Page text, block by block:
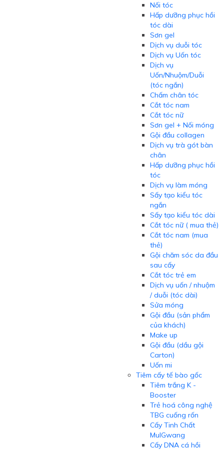
Nối tóc
Hấp dưỡng phục hồi
tóc dài
Sơn gel
Dịch vụ duỗi tóc
Dịch vụ Uốn tóc
Dịch vụ
Uốn/Nhuộm/Duỗi
(tóc ngắn)
Chấm chân tóc
Cắt tóc nam
Cắt tóc nữ
Sơn gel + Nối móng
Gội đầu collagen
Dịch vụ trà gót bàn
chân
Hấp dưỡng phục hồi
tóc
Dịch vụ làm móng
Sấy tạo kiểu tóc
ngắn
Sấy tạo kiểu tóc dài
Cắt tóc nữ ( mua thẻ)
Cắt tóc nam (mua
thẻ)
Gội chăm sóc da đầu
sau cấy
Cắt tóc trẻ em
Dịch vụ uốn / nhuộm
/ duỗi (tóc dài)
Sửa móng
Gội đầu (sản phẩm
của khách)
Make up
Gội đầu (dầu gội
Carton)
Uốn mi
Tiêm cấy tế bào gốc
Tiêm trắng K -
Booster
Trẻ hoá công nghệ
TBG cuống rốn
Cấy Tinh Chất
MulGwang
Cấy DNA cá hồi